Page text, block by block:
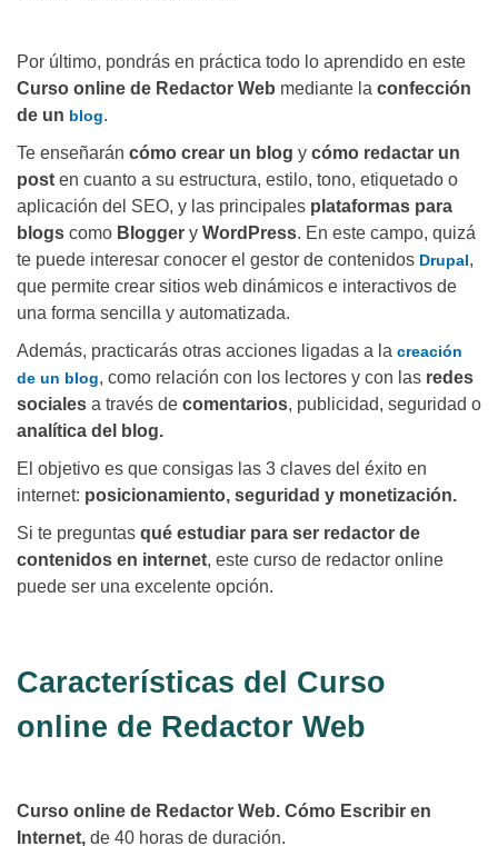
Por último, pondrás en práctica todo lo aprendido en este
Curso online de Redactor Web mediante la confección
de un blog.
Te enseñarán cómo crear un blog y cómo redactar un
post en cuanto a su estructura, estilo, tono, etiquetado o
aplicación del SEO, y las principales plataformas para
blogs como Blogger y WordPress. En este campo, quizá
te puede interesar conocer el gestor de contenidos Drupal,
que permite crear sitios web dinámicos e interactivos de
una forma sencilla y automatizada.
Además, practicarás otras acciones ligadas a la creación
de un blog, como relación con los lectores y con las redes
sociales a través de comentarios, publicidad, seguridad o
analítica del blog.
El objetivo es que consigas las 3 claves del éxito en
internet: posicionamiento, seguridad y monetización.
Si te preguntas qué estudiar para ser redactor de
contenidos en internet, este curso de redactor online
puede ser una excelente opción.
Características del Curso
online de Redactor Web
Curso online de Redactor Web. Cómo Escribir en
Internet, de 40 horas de duración.